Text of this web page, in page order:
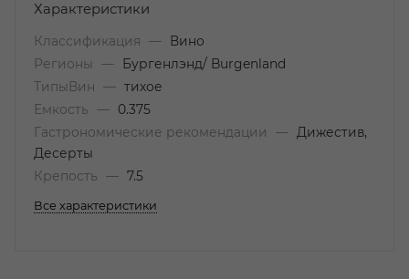
Характеристики
Классификация —
Вино
Регионы
—
Бургенлэнд/ Burgenland
ТипыВин
— тихое
Емкость
—
0.375
Гастрономические рекомендации
—
Дижестив,
Десерты
Крепость
— 7.5
Все характеристики